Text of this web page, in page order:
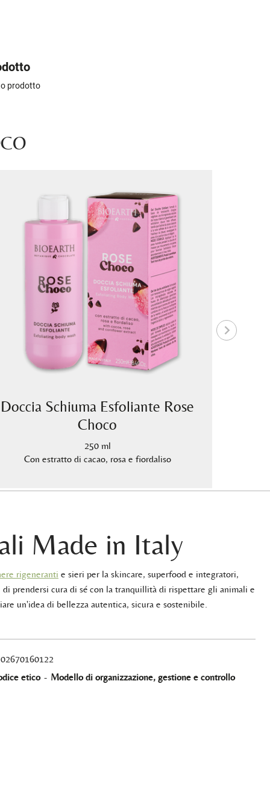
prodotto
Doccia Schiuma Esfoliante Rose
Choco
250 ml
Con estratto di cacao, rosa e fiordaliso
Made in Italy
rigeneranti e sieri per la skincare, superfood e integratori,
prendersi cura di sé con la tranquillità di rispettare gli animali e
un'idea di bellezza autentica, sicura e sostenibile.
etico - Modello di organizzazione, gestione e controllo